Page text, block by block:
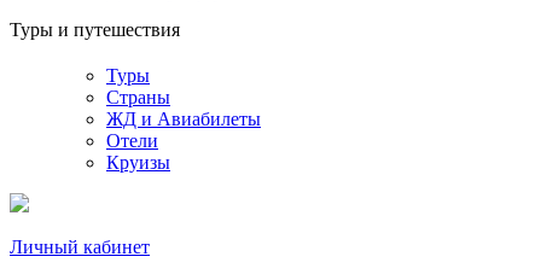
Туры и путешествия
Туры
Страны
ЖД и Авиабилеты
Отели
Круизы
Личный кабинет